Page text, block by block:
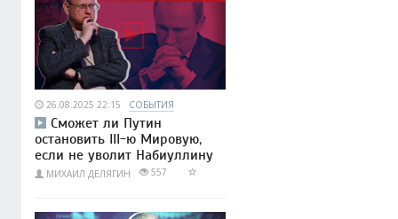
26.08.2025 22:15 СОБЫТИЯ
Сможет ли Путин
остановить III-ю Мировую,
если не уволит Набиуллину
МИХАИЛ ДЕЛЯГИН 557